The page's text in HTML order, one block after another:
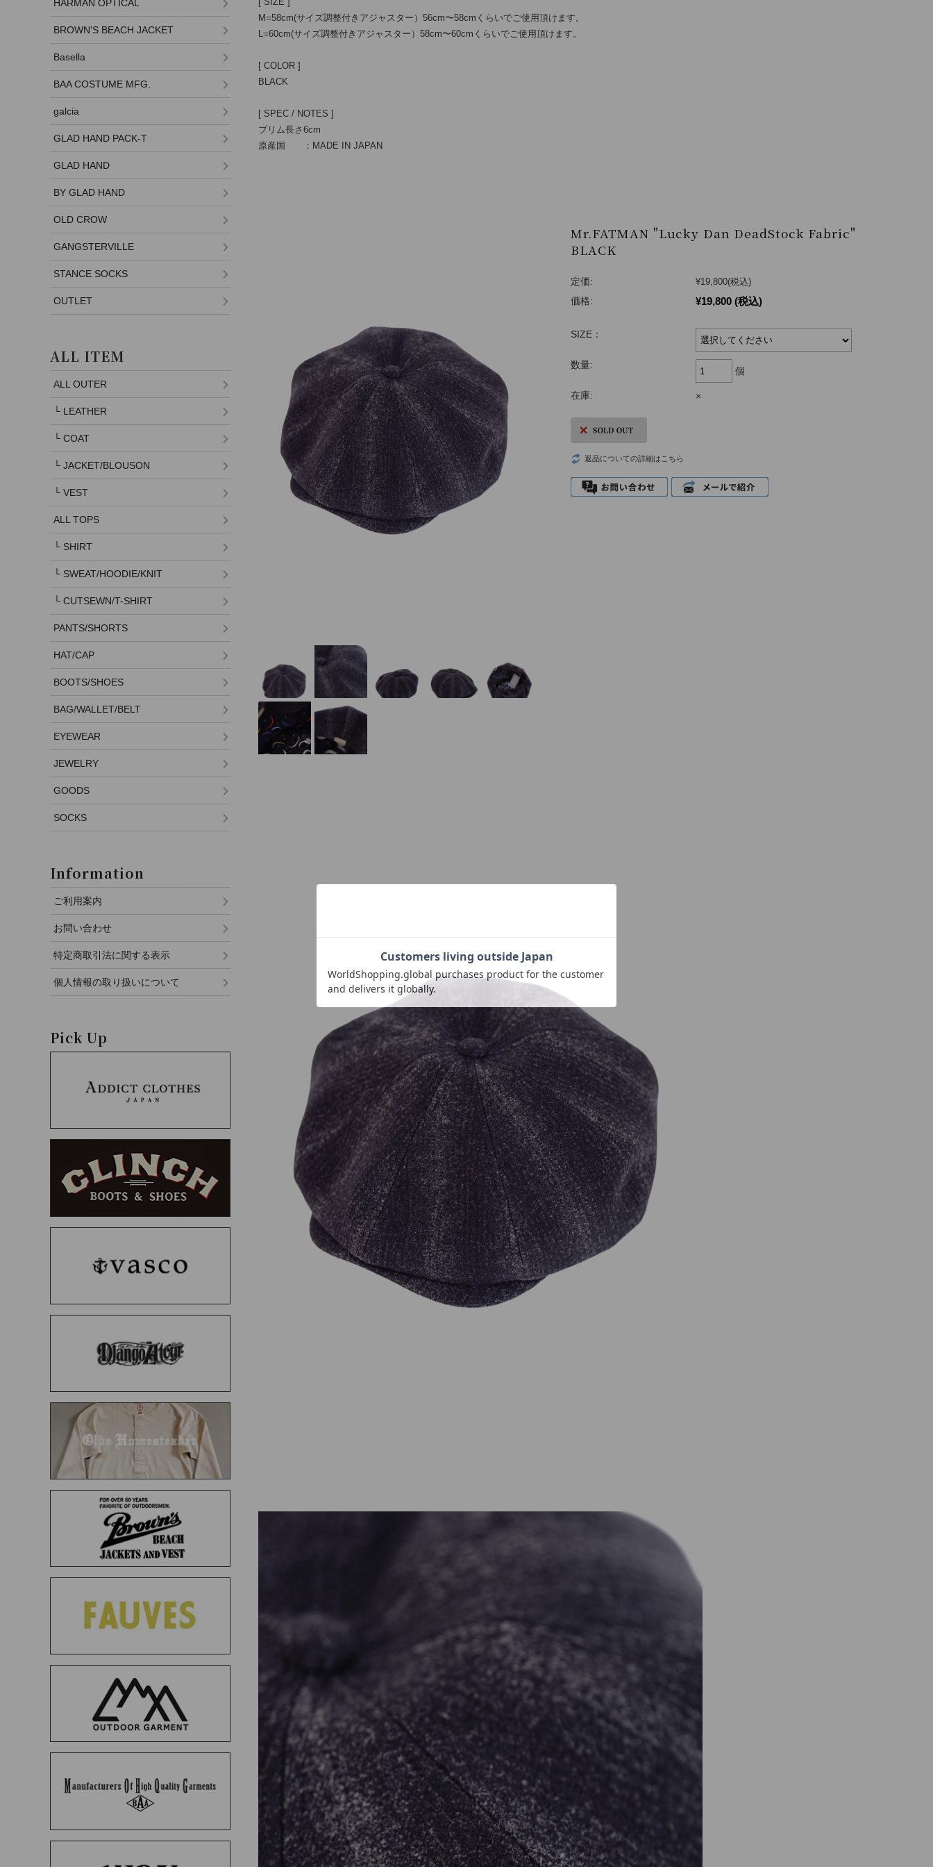
M=58cm(サイズ調整付きアジャスター）56cm〜58cmくらいでご使用頂けます。
L=60cm(サイズ調整付きアジャスター）58cm〜60cmくらいでご使用頂けます。
[ COLOR ]
BLACK
[ SPEC / NOTES ]
ブリム長さ6cm
原産国 ：MADE IN JAPAN
Mr.FATMAN "Lucky Dan DeadStock Fabric"
BLACK
定価: ¥19,800(税込)
価格:
¥19,800 (税込)
SIZE：
数量:
個
在庫: ×
返品についての詳細はこちら
HARMAN OPTICAL
BROWN'S BEACH JACKET
Basella
BAA COSTUME MFG.
galcia
GLAD HAND PACK-T
GLAD HAND
BY GLAD HAND
OLD CROW
GANGSTERVILLE
STANCE SOCKS
OUTLET
ALL ITEM
ALL OUTER
└ LEATHER
└ COAT
└ JACKET/BLOUSON
└ VEST
ALL TOPS
└ SHIRT
└ SWEAT/HOODIE/KNIT
└ CUTSEWN/T-SHIRT
PANTS/SHORTS
HAT/CAP
BOOTS/SHOES
BAG/WALLET/BELT
EYEWEAR
JEWELRY
GOODS
SOCKS
Information
ご利用案内
お問い合わせ
特定商取引法に関する表示
個人情報の取り扱いについて
Pick Up